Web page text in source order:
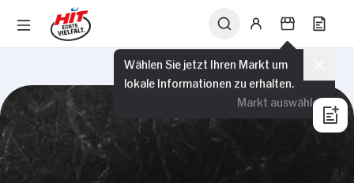
Wählen Sie jetzt Ihren Markt um
lokale Informationen zu erhalten.
Markt auswählen